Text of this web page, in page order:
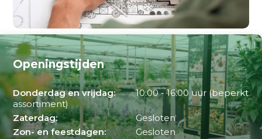
Openingstijden
Donderdag en vrijdag:
10:00 - 16:00 uur (beperkt
assortiment)
Zaterdag:
Gesloten
Zon- en feestdagen:
Gesloten